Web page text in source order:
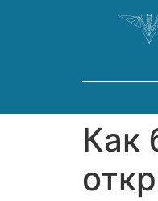
Как